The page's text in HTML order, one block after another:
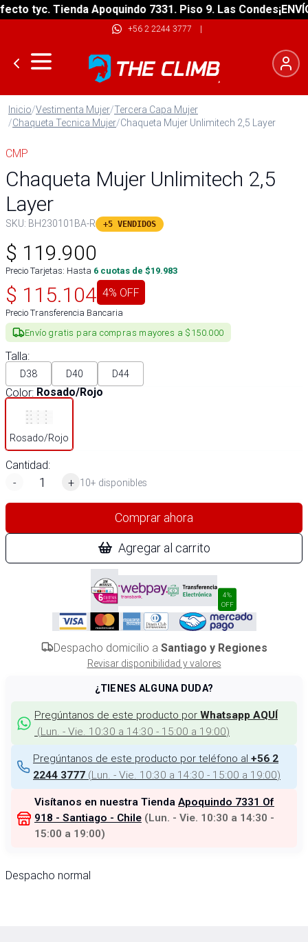
tyc. Tienda Apoquindo 7331. Piso 9. Las Condes¡ENVÍO
+56 2 2244 3777 |
Inicio/Vestimenta Mujer/Tercera Capa Mujer
/Chaqueta Tecnica Mujer/Chaqueta Mujer Unlimitech 2,5 Layer
CMP
Chaqueta Mujer Unlimitech 2,5
Layer
SKU: BH230101BA-R +5 VENDIDOS
$ 119.900
Precio Tarjetas: Hasta 6 cuotas de $19.983
$ 115.104 4% OFF
Precio Transferencia Bancaria
Envío gratis para compras mayores a $150.000
Talla:
D38 D40 D44
Color: Rosado/Rojo
Rosado/Rojo
Cantidad:
-
+ 10+ disponibles
Comprar ahora
Agregar al carrito
4%
OFF
Despacho domicilio a Santiago y Regiones
Revisar disponibilidad y valores
¿TIENES ALGUNA DUDA?
Pregúntanos de este producto por Whatsapp AQUÍ
(Lun. - Vie. 10:30 a 14:30 - 15:00 a 19:00)
Pregúntanos de este producto por teléfono al +56 2
2244 3777 (Lun. - Vie. 10:30 a 14:30 - 15:00 a 19:00)
Visítanos en nuestra Tienda Apoquindo 7331 Of
918 - Santiago - Chile (Lun. - Vie. 10:30 a 14:30 -
15:00 a 19:00)
Despacho normal